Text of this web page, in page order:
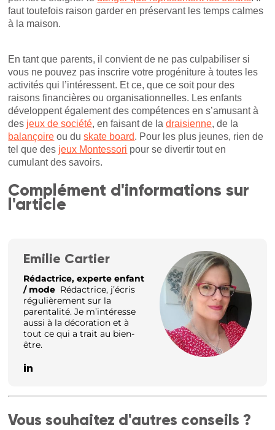
faut toutefois raison garder en préservant les temps calmes
à la maison.
En tant que parents, il convient de ne pas culpabiliser si
vous ne pouvez pas inscrire votre progéniture à toutes les
activités qui l’intéressent. Et ce, que ce soit pour des
raisons financières ou organisationnelles. Les enfants
développent également des compétences en s’amusant à
des jeux de société, en faisant de ladraisienne, de la
balançoire ou duskate board. Pour les plus jeunes, rien de
tel que des jeux Montessori pour se divertir tout en
cumulant des savoirs.
Complément d'informations sur
l'article
Emilie Cartier
Rédactrice, experte enfant
/ mode Rédactrice, j’écris
régulièrement sur la
parentalité. Je m’intéresse
aussi à la décoration et à
tout ce qui a trait au bien-
être.
Vous souhaitez d'autres conseils ?